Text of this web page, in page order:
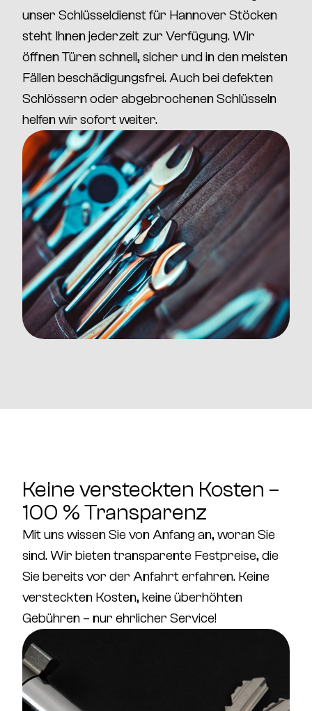
unser Schlüsseldienst für Hannover Stöcken
steht Ihnen jederzeit zur Verfügung. Wir
öffnen Türenschnell, sicher und in den meisten
Fällen beschädigungsfrei. Auch bei defekten
Schlössern oder abgebrochenen Schlüsseln
helfen wir sofort weiter.
Keine versteckten Kosten –
100 % Transparenz
Mit uns wissen Sie von Anfang an, woran Sie
sind. Wir bietentransparente Festpreise, die
Sie bereits vor der Anfahrt erfahren. Keine
versteckten Kosten, keine überhöhten
Gebühren – nur ehrlicher Service!